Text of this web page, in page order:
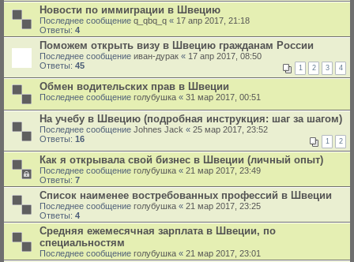
Новости по иммиграции в Швецию
Последнее сообщение q_qbq_q « 17 апр 2017, 21:18
Ответы: 4
Поможем открыть визу в Швецию гражданам России
Последнее сообщение иван-дурак « 17 апр 2017, 08:50
Ответы: 45 1 2 3 4
Обмен водительских прав в Швеции
Последнее сообщение голубушка « 31 мар 2017, 00:51
На учебу в Швецию (подробная инструкция: шаг за шагом)
Последнее сообщение Johnes Jack « 25 мар 2017, 23:52
Ответы: 16 1 2
Как я открывала свой бизнес в Швеции (личный опыт)
Последнее сообщение голубушка « 21 мар 2017, 23:49
Ответы: 7
Список наименее востребованныx профессий в Швеции
Последнее сообщение голубушка « 21 мар 2017, 23:25
Ответы: 4
Средняя ежемесячная зарплата в Швеции, по
специальностям
Последнее сообщение голубушка « 21 мар 2017, 23:01